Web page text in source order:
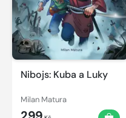
Nibojs: Kuba a Luky
Milan Matura